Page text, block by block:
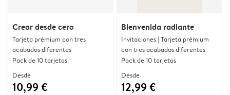
Crear desde cero
Tarjeta prémium con tres
acabados diferentes
Pack de 10 tarjetas
Desde
10,99 €
Bienvenida radiante
Invitaciones | Tarjeta prémium
con tres acabados diferentes
Pack de 10 tarjetas
Desde
12,99 €